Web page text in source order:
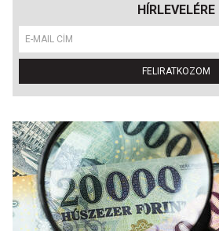
HÍRLEVELÉRE
FELIRATKOZOM